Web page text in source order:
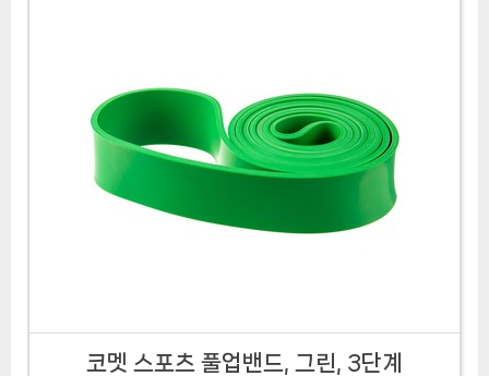
코멧 스포츠 풀업밴드, 그린, 3단계